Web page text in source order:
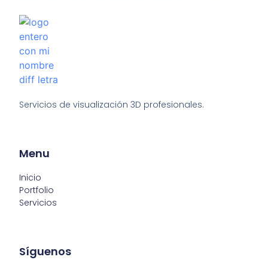
Servicios de visualización 3D profesionales.
Menu
Inicio
Portfolio
Servicios
Síguenos